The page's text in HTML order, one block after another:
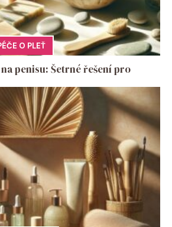
O PLEŤ
penisu: Šetrné řešení pro